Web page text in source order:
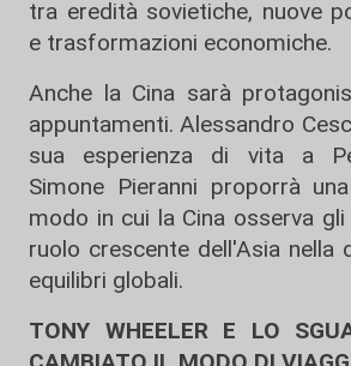
tra eredità sovietiche, nuove
e trasformazioni economiche.
Anche la Cina sarà
appuntamenti. Alessandro
sua esperienza di vita a
Simone Pieranni proporrà
modo in cui la Cina osserva
ruolo crescente dell'Asia nella
equilibri globali.
TONY WHEELER E LO